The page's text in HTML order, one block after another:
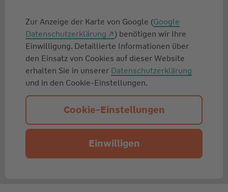
Zur Anzeige der Karte von Google (Google
Datenschutzerklärung
) benötigen wir Ihre
Einwilligung. Detaillierte Informationen über
den Einsatz von Cookies auf dieser Website
erhalten Sie in unserer Datenschutzerklärung
und in den Cookie-Einstellungen.
Cookie-Einstellungen
Einwilligen